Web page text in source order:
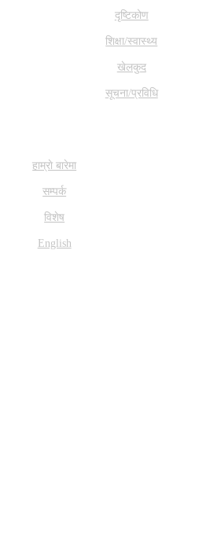
दृष्टिकोण
शिक्षा/स्वास्थ्य
खेलकुद
सूचना/प्रविधि
हाम्राे बारेमा
सम्पर्क
विशेष
English